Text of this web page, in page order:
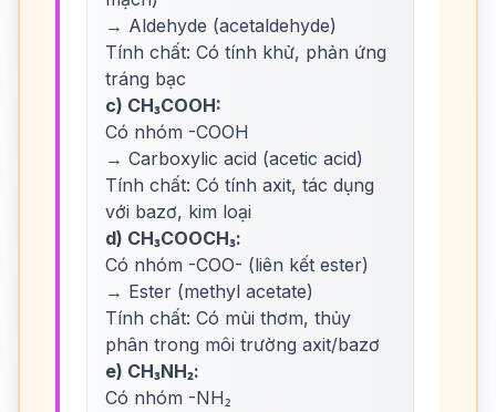
→ Aldehyde (acetaldehyde)
Tính chất: Có tính khử, phản ứng
tráng bạc
c) CH₃COOH:
Có nhóm -COOH
→ Carboxylic acid (acetic acid)
Tính chất: Có tính axit, tác dụng
với bazơ, kim loại
d) CH₃COOCH₃:
Có nhóm -COO- (liên kết ester)
→ Ester (methyl acetate)
Tính chất: Có mùi thơm, thủy
phân trong môi trường axit/bazơ
e) CH₃NH₂:
Có nhóm -NH₂